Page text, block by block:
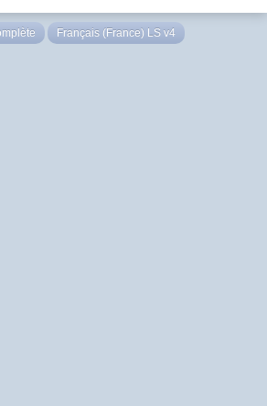
Français (France) LS v4